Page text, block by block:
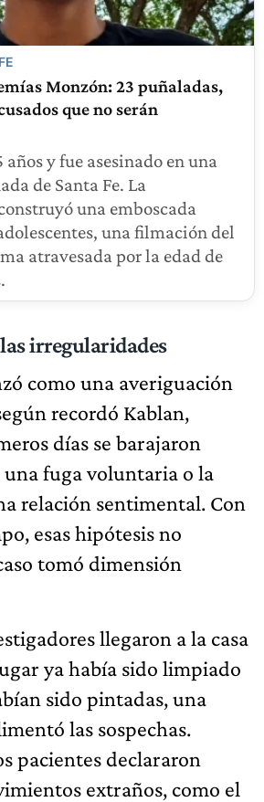
Monzón: 23 puñaladas,
que no serán
años y fue asesinado en una
de Santa Fe. La
una emboscada
una filmación del
atravesada por la edad de
irregularidades
como una averiguación
recordó Kablan,
días se barajaron
una fuga voluntaria o la
relación sentimental. Con
esas hipótesis no
tomó dimensión
llegaron a la casa
ya había sido limpiado
sido pintadas, una
las sospechas.
pacientes declararon
extraños, como el